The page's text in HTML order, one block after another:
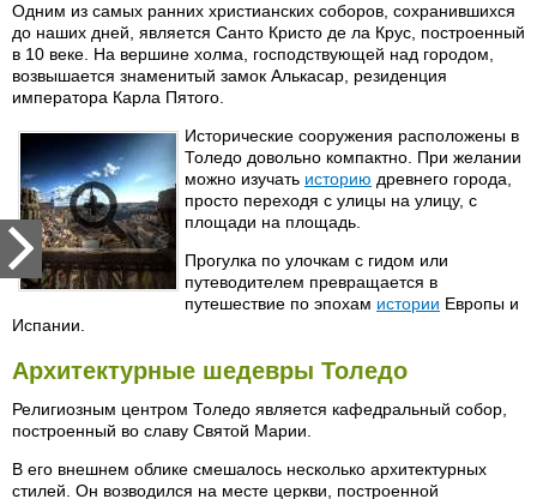
Одним из самых ранних христианских соборов, сохранившихся
до наших дней, является Санто Кристо де ла Крус, построенный
в 10 веке. На вершине холма, господствующей над городом,
возвышается знаменитый замок Алькасар, резиденция
императора Карла Пятого.
Исторические сооружения расположены в
Толедо довольно компактно. При желании
можно изучать историю древнего города,
просто переходя с улицы на улицу, с
площади на площадь.
Прогулка по улочкам с гидом или
путеводителем превращается в
путешествие по эпохам истории Европы и
Испании.
Архитектурные шедевры Толедо
Религиозным центром Толедо является кафедральный собор,
построенный во славу Святой Марии.
В его внешнем облике смешалось несколько архитектурных
стилей. Он возводился на месте церкви, построенной